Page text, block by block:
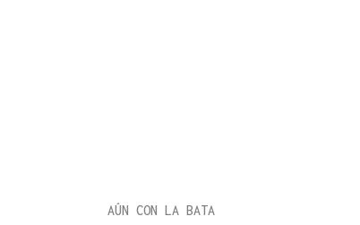
AÚN CON LA BATA